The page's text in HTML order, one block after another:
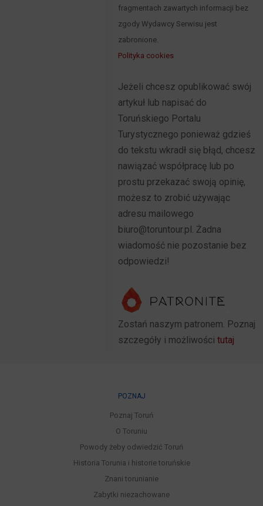
fragmentach zawartych informacji bez
zgody Wydawcy Serwisu jest
zabronione.
Polityka cookies
Jeżeli chcesz opublikować swój
artykuł lub napisać do
Toruńskiego Portalu
Turystycznego ponieważ gdzieś
do tekstu wkradł się błąd, chcesz
nawiązać współpracę lub po
prostu przekazać swoją opinię,
możesz to zrobić używając
adresu mailowego
biuro@toruntour.pl. Żadna
wiadomość nie pozostanie bez
odpowiedzi!
Zostań naszym patronem. Poznaj
szczegóły i możliwości tutaj
POZNAJ
Poznaj Toruń
O Toruniu
Powody żeby odwiedzić Toruń
Historia Torunia i historie toruńskie
Znani torunianie
Zabytki niezachowane